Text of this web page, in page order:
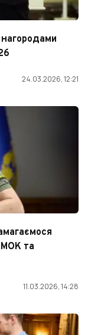
24.03.2026, 12:21
МОК та
11.03.2026, 14:28